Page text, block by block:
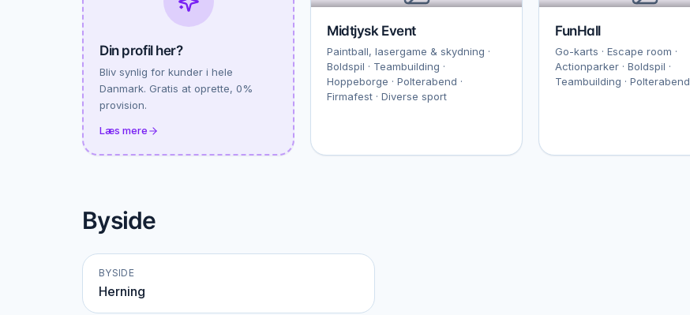
Din profil her?
Bliv synlig for kunder i hele
Danmark. Gratis at oprette, 0%
provision.
Læs mere
Midtjysk Event
Paintball, lasergame & skydning ·
Boldspil · Teambuilding ·
Hoppeborge · Polterabend ·
Firmafest · Diverse sport
FunHall
Go-karts · Escape room ·
Actionparker · Boldspil ·
Teambuilding · Polterabend
Byside
BYSIDE
Herning